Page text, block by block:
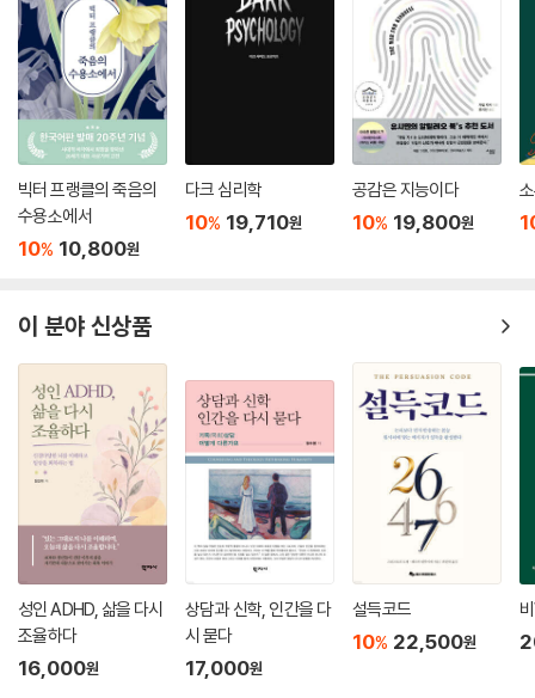
낭만적인 사랑의 신화에서 여성은 자신의 모든 문제를 해결해줄 거라고 생
각되는 연인이나 아버지나 구원자를 찾는 모습으로 그려진다. “이상형의
남자를 찾는다면 행복해질 거야.” “제대로 된 상사를 만나면 빨리 승진할
텐데.” “권력을 쥔 남자와 함께라면 나도 권력을 누릴 텐데.” 이렇게 여성
들은 고대하며 기다리는 사람으로 길들여진다.
대부분 동화에서 여주인공은 기다림의 상태, 무의식의 상태에서 꺼내어진
다. 그리고 즉시 더 멋진 상태로 극적으로 탈바꿈한다. 이 마법 같은 변화의
촉매는 대개 남성이다. 백설공주, 신데렐라, 라푼첼, 잠자는 숲 속의 미녀
여성 영웅은 스스로 어려운 결정을 하고 자율성을 획득해야 한다. 자신의
성취가 남성의 손에 달려 있다는 믿음에서 벗어날 때, 진정으로 낭만적인
사랑을 나눌 수 있는 동등한 동반자를 찾을 수 있다.
아버지에게 배신당한 이피게네이아
- 남성 영웅의 여정에서 여성에게 어떤 일이 일어나는가
아주 오랫동안 열심히 자신을 남성의 길로 밀어붙여 온 여성 영웅에게 어
느 순간 공허함과 상실감이 찾아든다. “이 모든 게 다 무엇을 위한 거지? 왜
이렇게 공허할까? 내가 스스로 세운 목표는 모두 다 이루었어. 그런데 여전
히 뭔가 빠진 것 같아. 어쩐지 속은 것 같고 내가 나를 배신한 느낌이 들어.”
빅터 프랭클의 죽음의
수용소에서
10% 10,800원
다크 심리학
10% 19,710원
공감은 지능이다
10% 19,800원
이 분야 신상품
성인 ADHD, 삶을 다시
조율하다
16,000원
상담과 신학, 인간을 다
시 묻다
17,000원
설득코드
10% 22,500원